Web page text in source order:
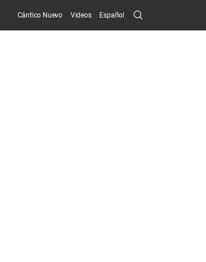
Cántico Nuevo Videos Español Search
Submit